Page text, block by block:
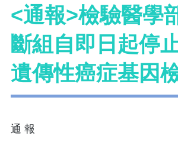
<通報>檢驗醫學
斷組自即日起停
遺傳性癌症基因
通 報